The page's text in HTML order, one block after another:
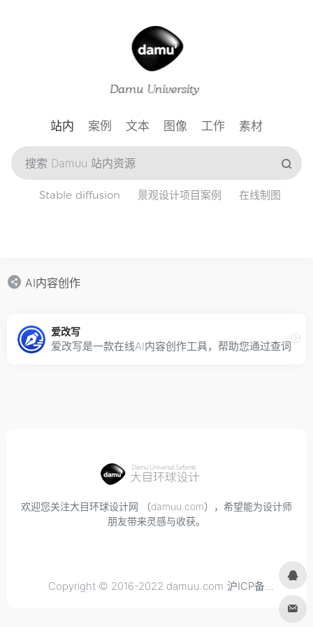
站内 案例 文本 图像 工作 素材
Stable diffusion 景观设计项目案例 在线制图
AI内容创作
爱改写
爱改写是一款在线AI内容创作工具，帮助您通过查词、
欢迎您关注大目环球设计网 （damuu.com），希望能为设计师
朋友带来灵感与收获。
Copyright © 2016-2022 damuu.com 沪ICP备